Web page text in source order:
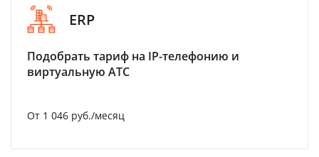
ERP
Подобрать тариф на IP-телефонию и
виртуальную АТС
От 1 046 руб./месяц